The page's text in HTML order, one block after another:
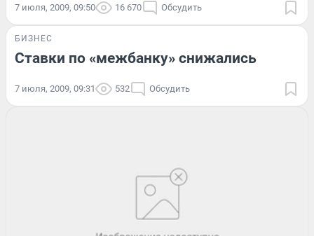
7 июля, 2009, 09:50 16 670 Обсудить
БИЗНЕС
Ставки по «межбанку» снижались
7 июля, 2009, 09:31 532 Обсудить